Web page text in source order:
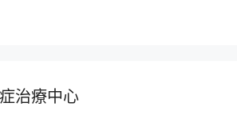
治療中心